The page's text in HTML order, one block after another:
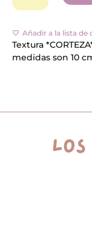
Añadir a la lista de
Textura
medidas son 10
los